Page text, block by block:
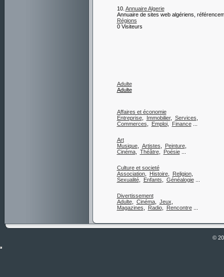
10. Annuaire Algerie
Annuaire de sites web algériens,
Régions
0 Visiteurs
Adulte
Adulte
Affaires et économie
Entreprise, Immobilier, Services
Commerces
Emploi, Finance...
Art
Musique, Artistes Peinture,
Cinéma, Théâtre, Poésie...
Culture et societé
Association, Histoire, Religion,
Sexualité, Enfants Généalogie...
Divertissement
Adulte, Cinéma, Jeux
Magazines
Radio, Rencontre...
©